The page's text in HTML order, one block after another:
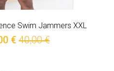
Swim Jammers XXL
€ 40,00 €